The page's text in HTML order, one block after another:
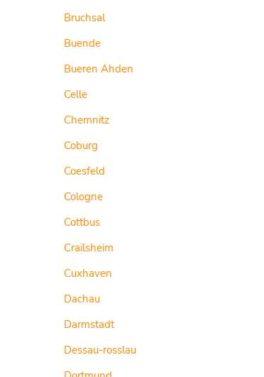
Bruchsal
Buende
Bueren Ahden
Celle
Chemnitz
Coburg
Coesfeld
Cologne
Cottbus
Crailsheim
Cuxhaven
Dachau
Darmstadt
Dessau-rosslau